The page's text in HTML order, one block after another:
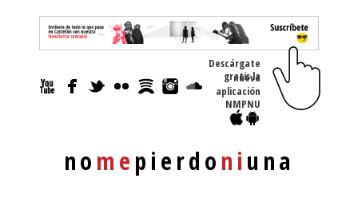
nomepierdoniuna
Descárgate
gratis la nueva
aplicación
NMPNU